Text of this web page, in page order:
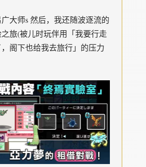
大师s 然后，我还随波逐流的
旅(被儿时玩伴用「我要行走
阁下也给我去旅行」的压力